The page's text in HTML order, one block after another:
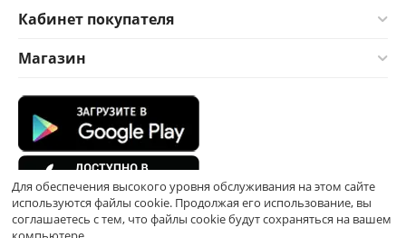
Кабинет покупателя
Магазин
Для обеспечения высокого уровня обслуживания на этом сайте
используются файлы cookie. Продолжая его использование, вы
соглашаетесь с тем, что файлы cookie будут сохраняться на вашем